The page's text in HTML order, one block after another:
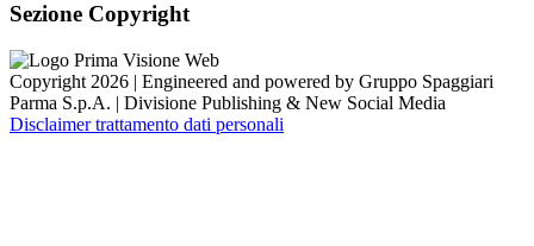
Sezione Copyright
Copyright 2026 | Engineered and powered by Gruppo Spaggiari
Parma S.p.A. | Divisione Publishing & New Social Media
Disclaimer trattamento dati personali